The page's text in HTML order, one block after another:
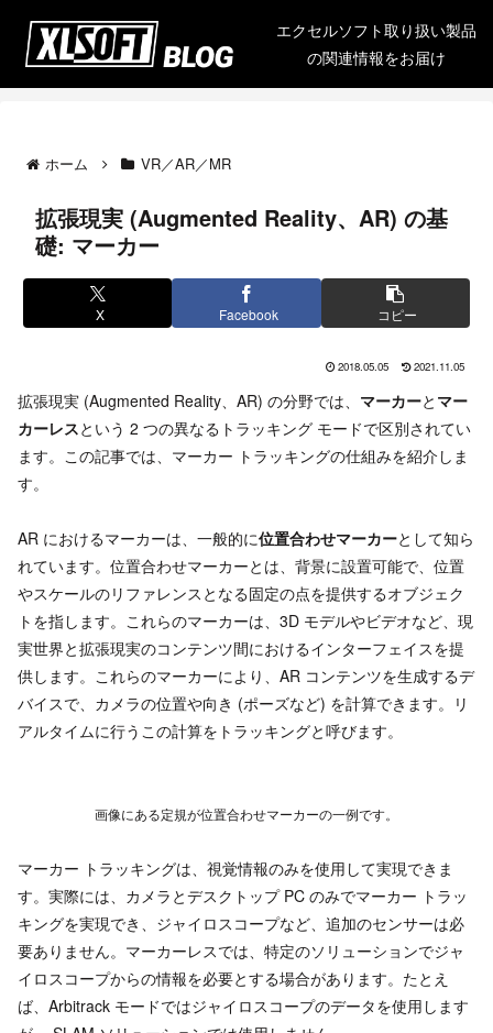
エクセルソフト取り扱い製品
の関連情報をお届け
ホーム VR／AR／MR
拡張現実 (Augmented Reality、AR) の基
礎: マーカー
X Facebook コピー
2018.05.05 2021.11.05
拡張現実 (Augmented Reality、AR) の分野では、 マーカーと マー
カーレスという 2 つの異なるトラッキング モードで区別されてい
ます。この記事では、マーカー トラッキングの仕組みを紹介しま
す。
AR におけるマーカーは、一般的に位置合わせマーカーとして知ら
れています。位置合わせマーカーとは、背景に設置可能で、位置
やスケールのリファレンスとなる固定の点を提供するオブジェク
トを指します。これらのマーカーは、3D モデルやビデオなど、現
実世界と拡張現実のコンテンツ間におけるインターフェイスを提
供します。これらのマーカーにより、AR コンテンツを生成するデ
バイスで、カメラの位置や向き (ポーズなど) を計算できます。リ
アルタイムに行うこの計算をトラッキングと呼びます。
画像にある定規が位置合わせマーカーの一例です。
マーカー トラッキングは、視覚情報のみを使用して実現できま
す。実際には、カメラとデスクトップ PC のみでマーカー トラッ
キングを実現でき、ジャイロスコープなど、追加のセンサーは必
要ありません。マーカーレスでは、特定のソリューションでジャ
イロスコープからの情報を必要とする場合があります。たとえ
ば、Arbitrack モードではジャイロスコープのデータを使用します